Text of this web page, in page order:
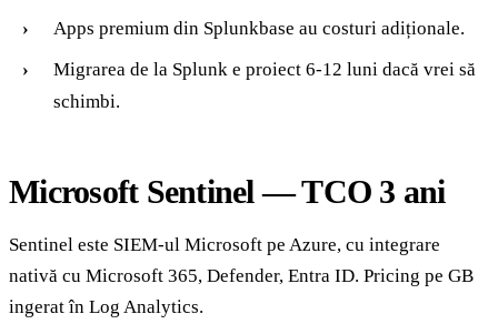
Apps premium din Splunkbase au costuri adiționale.
Migrarea de la Splunk e proiect 6-12 luni dacă vrei să
schimbi.
Microsoft Sentinel — TCO 3 ani
Sentinel este SIEM-ul Microsoft pe Azure, cu integrare
nativă cu Microsoft 365, Defender, Entra ID. Pricing pe GB
ingerat în Log Analytics.